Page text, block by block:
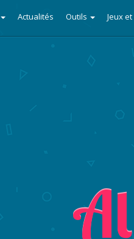
Actualités Outils Jeux